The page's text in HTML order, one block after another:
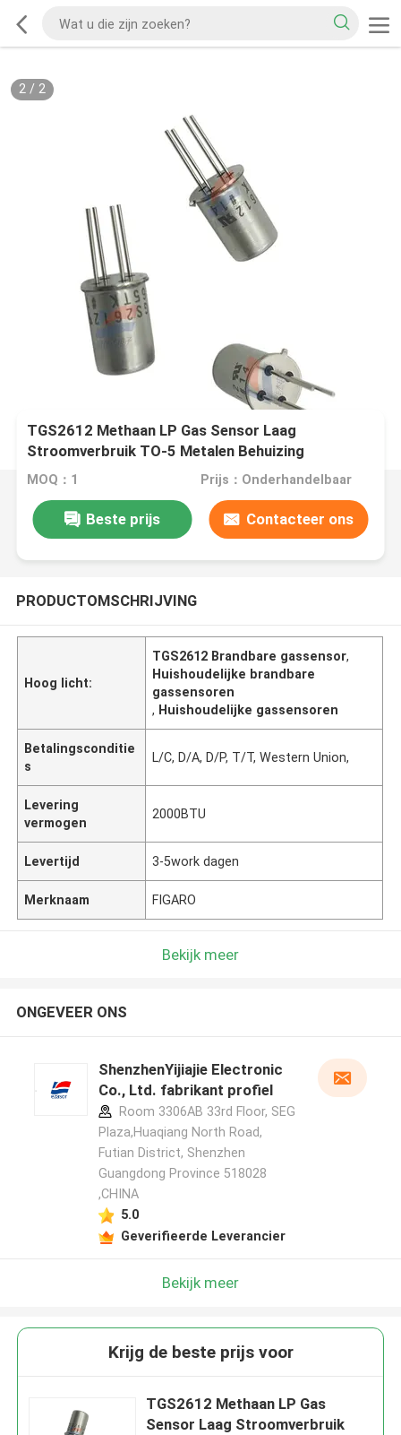
2/ 2
TGS2612 Methaan LP Gas Sensor Laag
Stroomverbruik TO-5 Metalen Behuizing
MOQ：1 Prijs：Onderhandelbaar
Beste prijs Contacteer ons
PRODUCTOMSCHRIJVING
Hoog licht:
TGS2612 Brandbare gassensor,
Huishoudelijke brandbare
gassensoren
, Huishoudelijke gassensoren
Betalingsconditie
s
L/C, D/A, D/P, T/T, Western Union,
Levering
vermogen
2000BTU
Levertijd 3-5work dagen
Merknaam FIGARO
Bekijk meer
ONGEVEER ONS
ShenzhenYijiajie Electronic
Co., Ltd. fabrikant profiel
Room 3306AB 33rd Floor, SEG
Plaza,Huaqiang North Road,
Futian District, Shenzhen
Guangdong Province 518028
,CHINA
5.0
Geverifieerde Leverancier
Bekijk meer
Krijg de beste prijs voor
TGS2612 Methaan LP Gas
Sensor Laag Stroomverbruik